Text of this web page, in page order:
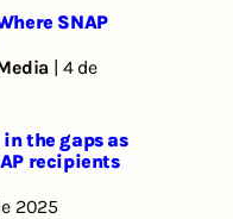
SNAP
| 4 de
the gaps as
recipients
2025